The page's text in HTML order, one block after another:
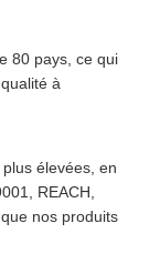
80 pays, ce qui
à
élevées, en
REACH,
nos produits